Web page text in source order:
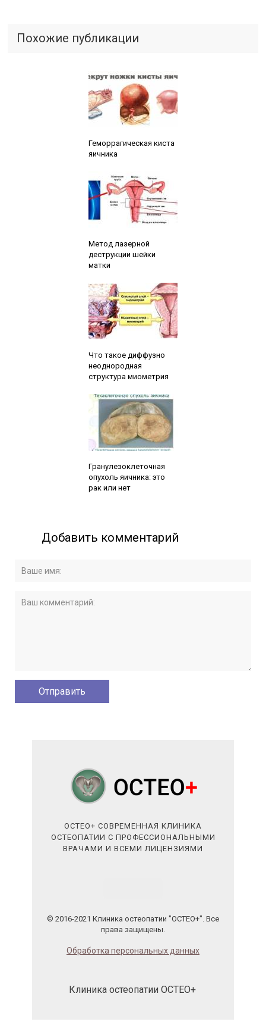
Похожие публикации
Геморрагическая киста
яичника
Метод лазерной
деструкции шейки
матки
Что такое диффузно
неоднородная
структура миометрия
Гранулезоклеточная
опухоль яичника: это
рак или нет
Добавить комментарий
ОСТЕО+ СОВРЕМЕННАЯ КЛИНИКА
ОСТЕОПАТИИ С ПРОФЕССИОНАЛЬНЫМИ
ВРАЧАМИ И ВСЕМИ ЛИЦЕНЗИЯМИ
© 2016-2021 Клиника остеопатии "ОСТЕО+". Все
права защищены.
Обработка персональных данных
Клиника остеопатии ОСТЕО+